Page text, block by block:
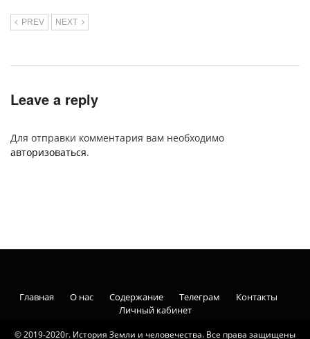
PREV NEXT
Leave a reply
Для отправки комментария вам необходимо
авторизоваться.
© 2019-2020г. История Земли и человечества. Все права защищены
Главная О нас Содержание Телеграм
Контакты
Личный кабинет